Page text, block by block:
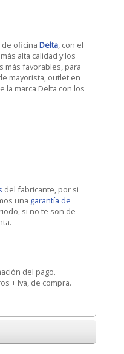
de oficinaDelta, con el
alta calidad y los
más favorables, para
mayorista, outlet en
la marca Delta con los
del fabricante, por si
una garantía de
si no te son de
del pago.
+ Iva, de compra.